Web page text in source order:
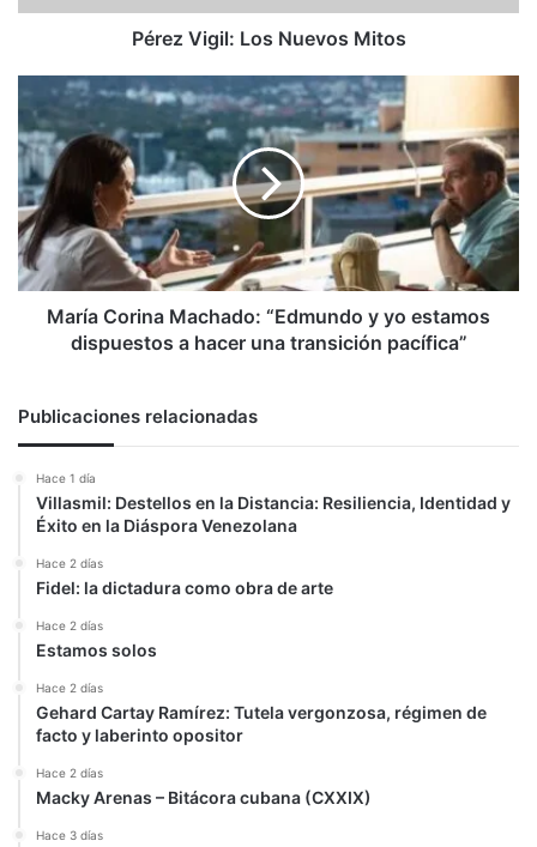
Pérez Vigil: Los Nuevos Mitos
María
Corina
Machado:
“Edmundo
y
yo
estamos
dispuestos
a
hacerMaría Corina Machado: “Edmundo y yo estamos
dispuestos a hacer una transición pacífica”
Publicaciones relacionadas
Hace 1 día
Villasmil: Destellos en la Distancia: Resiliencia, Identidad y
Éxito en la Diáspora Venezolana
Hace 2 días
Fidel: la dictadura como obra de arte
Hace 2 días
Estamos solos
Hace 2 días
Gehard Cartay Ramírez: Tutela vergonzosa, régimen de
facto y laberinto opositor
Hace 2 días
Macky Arenas – Bitácora cubana (CXXIX)
Hace 3 días